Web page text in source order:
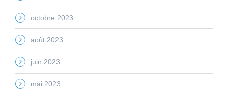
octobre 2023
août 2023
juin 2023
mai 2023